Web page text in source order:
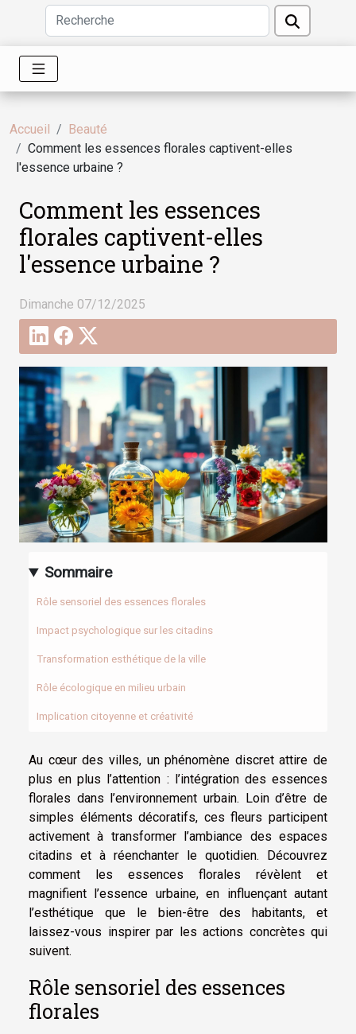
Accueil
Beauté
Comment les essences florales captivent-elles
l'essence urbaine ?
Comment les essences
florales captivent-elles
l'essence urbaine ?
Dimanche 07/12/2025
Sommaire
Rôle sensoriel des essences florales
Impact psychologique sur les citadins
Transformation esthétique de la ville
Rôle écologique en milieu urbain
Implication citoyenne et créativité
Au cœur des villes, un phénomène discret attire de
plus en plus l’attention : l’intégration des essences
florales dans l’environnement urbain. Loin d’être de
simples éléments décoratifs, ces fleurs participent
activement à transformer l’ambiance des espaces
citadins et à réenchanter le quotidien. Découvrez
comment les essences florales révèlent et
magnifient l’essence urbaine, en influençant autant
l’esthétique que le bien-être des habitants, et
laissez-vous inspirer par les actions concrètes qui
suivent.
Rôle sensoriel des essences
florales